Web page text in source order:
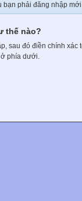
bạn phải đăng nhập
thế nào?
sau đó điền chính xác
ở phía dưới.